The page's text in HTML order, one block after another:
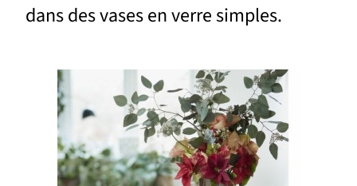
dans des vases en verre simples.